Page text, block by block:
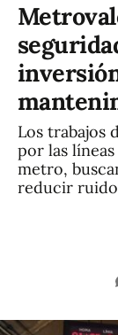
Los trabajos
por las
metro,
reducir